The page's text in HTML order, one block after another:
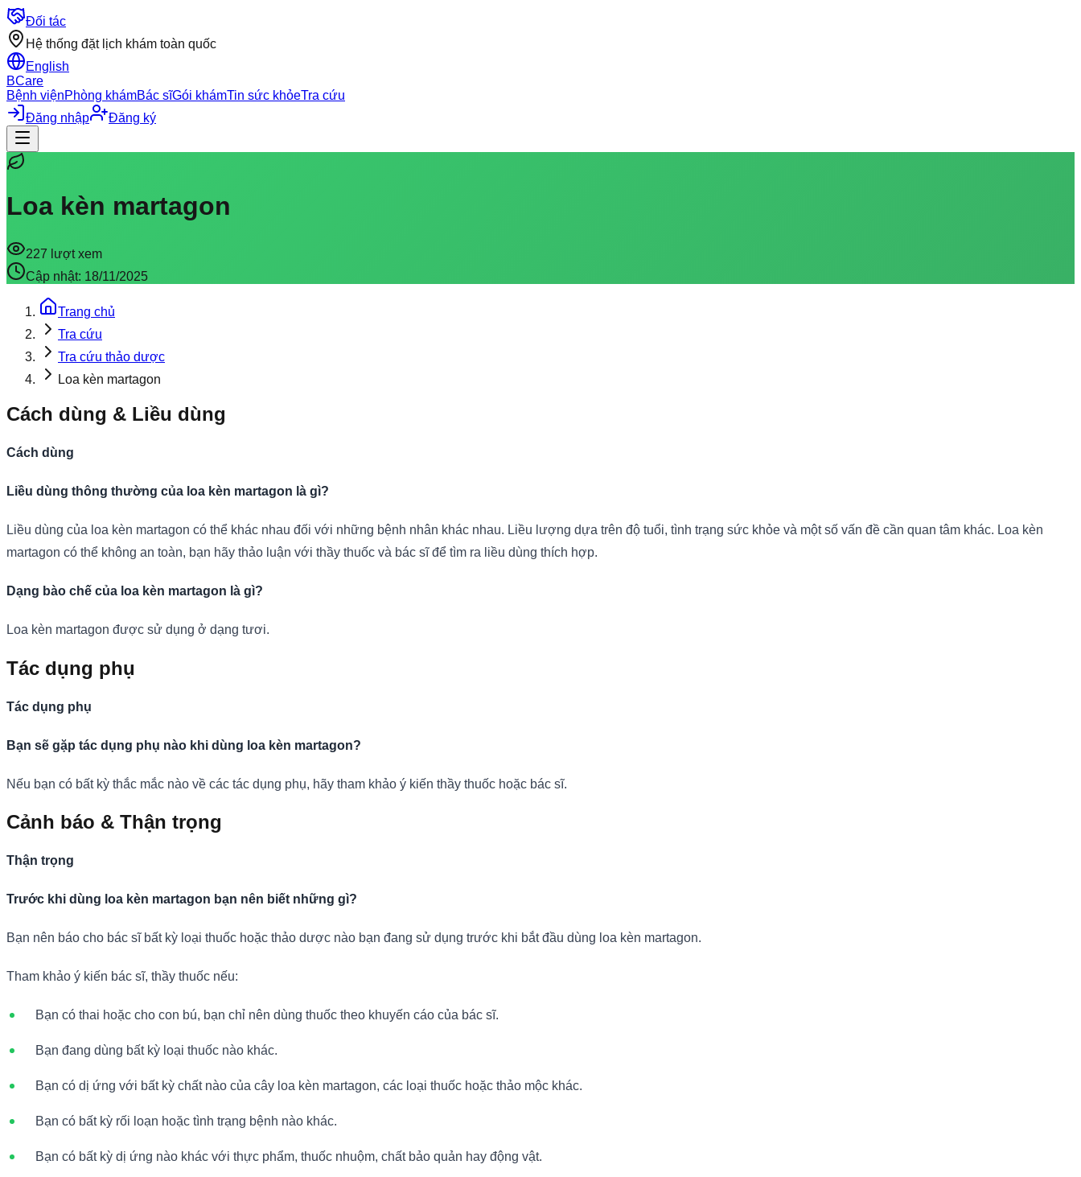
Đối tác
Hệ thống đặt lịch khám toàn quốc
English
BCare
Bệnh việnPhòng khámBác sĩGói khámTin sức khỏeTra cứu
Đăng nhập
Đăng ký
Loa kèn martagon
227 lượt xem
Cập nhật: 18/11/2025
Trang chủ
Tra cứu
Tra cứu thảo dược
Loa kèn martagon
Cách dùng & Liều dùng
Cách dùng
Liều dùng thông thường của loa kèn martagon là gì?
Liều dùng của loa kèn martagon có thể khác nhau đối với những bệnh nhân khác nhau. Liều lượng dựa trên độ tuổi, tình trạng sức khỏe và một số vấn đề cần quan tâm khác. Loa kèn
martagon có thể không an toàn, bạn hãy thảo luận với thầy thuốc và bác sĩ để tìm ra liều dùng thích hợp.
Dạng bào chế của loa kèn martagon là gì?
Loa kèn martagon được sử dụng ở dạng tươi.
Tác dụng phụ
Tác dụng phụ
Bạn sẽ gặp tác dụng phụ nào khi dùng loa kèn martagon?
Nếu bạn có bất kỳ thắc mắc nào về các tác dụng phụ, hãy tham khảo ý kiến thầy thuốc hoặc bác sĩ.
Cảnh báo & Thận trọng
Thận trọng
Trước khi dùng loa kèn martagon bạn nên biết những gì?
Bạn nên báo cho bác sĩ bất kỳ loại thuốc hoặc thảo dược nào bạn đang sử dụng trước khi bắt đầu dùng loa kèn martagon.
Tham khảo ý kiến bác sĩ, thầy thuốc nếu:
Bạn có thai hoặc cho con bú, bạn chỉ nên dùng thuốc theo khuyến cáo của bác sĩ.
Bạn đang dùng bất kỳ loại thuốc nào khác.
Bạn có dị ứng với bất kỳ chất nào của cây loa kèn martagon, các loại thuốc hoặc thảo mộc khác.
Bạn có bất kỳ rối loạn hoặc tình trạng bệnh nào khác.
Bạn có bất kỳ dị ứng nào khác với thực phẩm, thuốc nhuộm, chất bảo quản hay động vật.